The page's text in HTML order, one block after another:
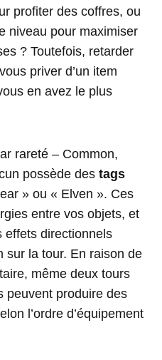
profiter des coffres, ou
niveau pour maximiser
? Toutefois, retarder
priver d’un item
en avez le plus
rareté – Common,
possède des tags
» ou « Elven ». Ces
entre vos objets, et
effets directionnels
sur la tour. En raison de
même deux tours
peuvent produire des
l’ordre d’équipement